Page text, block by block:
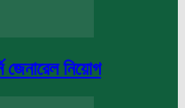
জেনারেল নিয়োগ